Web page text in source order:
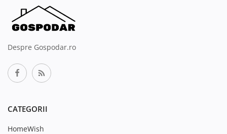
Despre Gospodar.ro
CATEGORII
HomeWish